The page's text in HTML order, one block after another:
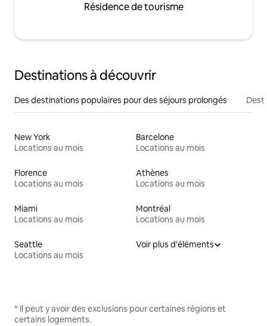
Résidence de tourisme
Destinations à découvrir
Des destinations populaires pour des séjours prolongés
New York
Locations au mois
Barcelone
Locations au mois
Florence
Locations au mois
Athènes
Locations au mois
Miami
Locations au mois
Montréal
Locations au mois
Seattle
Locations au mois
Voir plus d'éléments
* Il peut y avoir des exclusions pour certaines régions et
certains logements.